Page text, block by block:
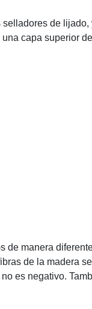
de
capa superior
de manera
de la madera
es negativo.